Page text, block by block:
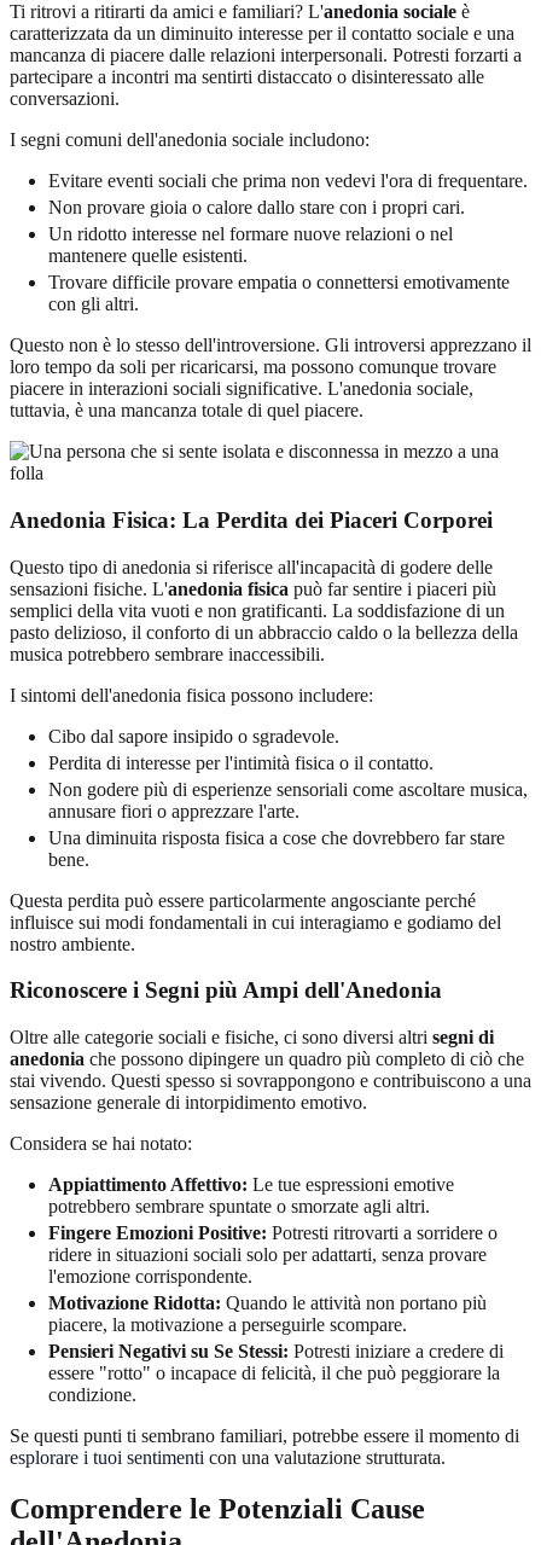
Ti ritrovi a ritirarti da amici e familiari? L'anedonia sociale è
caratterizzata da un diminuito interesse per il contatto sociale e una
mancanza di piacere dalle relazioni interpersonali. Potresti forzarti a
partecipare a incontri ma sentirti distaccato o disinteressato alle
conversazioni.
I segni comuni dell'anedonia sociale includono:
Evitare eventi sociali che prima non vedevi l'ora di frequentare.
Non provare gioia o calore dallo stare con i propri cari.
Un ridotto interesse nel formare nuove relazioni o nel
mantenere quelle esistenti.
Trovare difficile provare empatia o connettersi emotivamente
con gli altri.
Questo non è lo stesso dell'introversione. Gli introversi apprezzano il
loro tempo da soli per ricaricarsi, ma possono comunque trovare
piacere in interazioni sociali significative. L'anedonia sociale,
tuttavia, è una mancanza totale di quel piacere.
Anedonia Fisica: La Perdita dei Piaceri Corporei
Questo tipo di anedonia si riferisce all'incapacità di godere delle
sensazioni fisiche. L'anedonia fisica può far sentire i piaceri più
semplici della vita vuoti e non gratificanti. La soddisfazione di un
pasto delizioso, il conforto di un abbraccio caldo o la bellezza della
musica potrebbero sembrare inaccessibili.
I sintomi dell'anedonia fisica possono includere:
Cibo dal sapore insipido o sgradevole.
Perdita di interesse per l'intimità fisica o il contatto.
Non godere più di esperienze sensoriali come ascoltare musica,
annusare fiori o apprezzare l'arte.
Una diminuita risposta fisica a cose che dovrebbero far stare
bene.
Questa perdita può essere particolarmente angosciante perché
influisce sui modi fondamentali in cui interagiamo e godiamo del
nostro ambiente.
Riconoscere i Segni più Ampi dell'Anedonia
Oltre alle categorie sociali e fisiche, ci sono diversi altri segni di
anedonia che possono dipingere un quadro più completo di ciò che
stai vivendo. Questi spesso si sovrappongono e contribuiscono a una
sensazione generale di intorpidimento emotivo.
Considera se hai notato:
Appiattimento Affettivo: Le tue espressioni emotive
potrebbero sembrare spuntate o smorzate agli altri.
Fingere Emozioni Positive: Potresti ritrovarti a sorridere o
ridere in situazioni sociali solo per adattarti, senza provare
l'emozione corrispondente.
Motivazione Ridotta: Quando le attività non portano più
piacere, la motivazione a perseguirle scompare.
Pensieri Negativi su Se Stessi: Potresti iniziare a credere di
essere "rotto" o incapace di felicità, il che può peggiorare la
condizione.
Se questi punti ti sembrano familiari, potrebbe essere il momento di
esplorare i tuoi sentimenti con una valutazione strutturata.
Comprendere le Potenziali Cause